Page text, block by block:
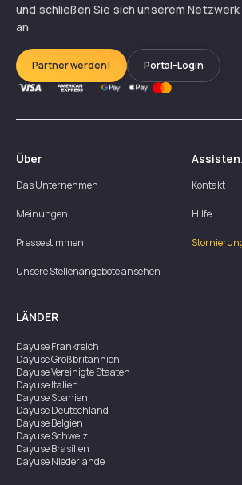
und schließen Sie sich unserem
an
Partner werden! Portal-Login
Über
Das Unternehmen
Meinungen
Pressestimmen
Unsere Stellenangebote ansehen
Kontakt
Hilfe
LÄNDER
DayuseFrankreich
DayuseGroßbritannien
DayuseVereinigte Staaten
DayuseItalien
DayuseSpanien
DayuseDeutschland
DayuseBelgien
DayuseSchweiz
DayuseBrasilien
DayuseNiederlande